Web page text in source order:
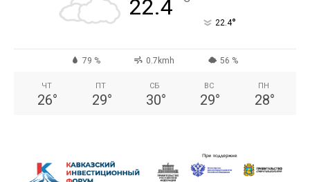
22.4
22.4°
79 % 0.7kmh 56 %
ЧТ
26°
ПТ
29°
СБ
30°
ВС
29°
ПН
28°